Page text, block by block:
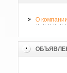
О компании